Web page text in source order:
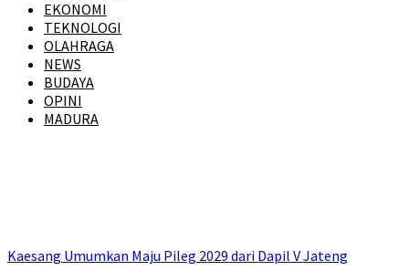
EKONOMI
TEKNOLOGI
OLAHRAGA
NEWS
BUDAYA
OPINI
MADURA
Kaesang Umumkan Maju Pileg 2029 dari Dapil V Jateng